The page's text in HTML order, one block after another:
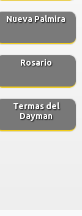
Nueva Palmira
Rosario
Termas del
Dayman